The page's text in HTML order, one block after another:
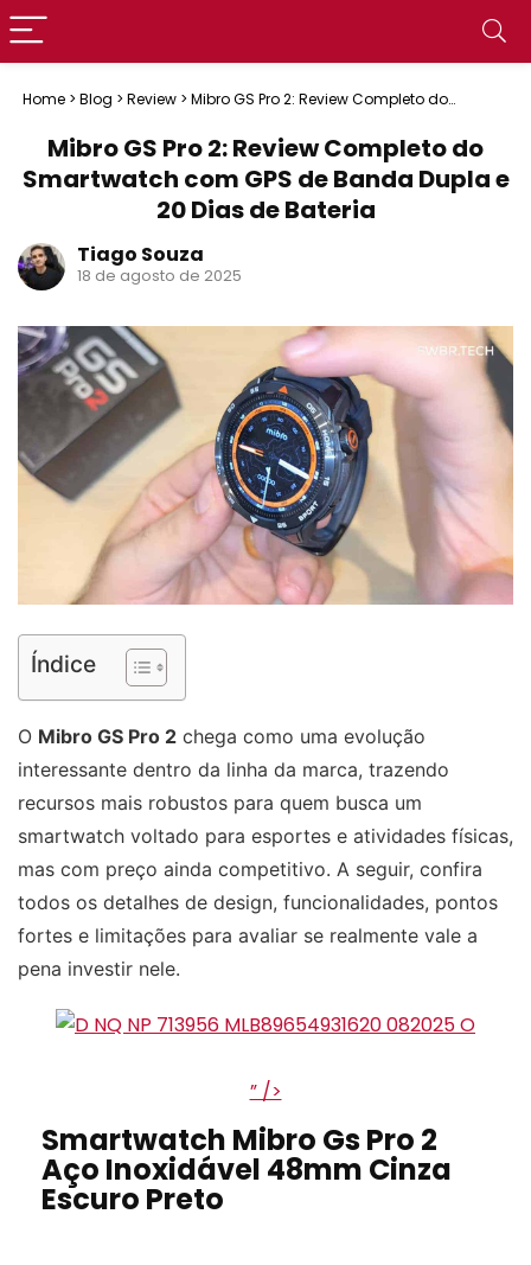
Home > Blog > Review > Mibro GS Pro 2: Review Completo do
Mibro GS Pro 2: Review Completo do
Smartwatch com GPS de Banda Dupla e
20 Dias de Bateria
Tiago Souza
18 de agosto de 2025
Índice
O Mibro GS Pro 2 chega como uma evolução
interessante dentro da linha da marca, trazendo
recursos mais robustos para quem busca um
smartwatch voltado para esportes e atividades físicas,
mas com preço ainda competitivo. A seguir, confira
todos os detalhes de design, funcionalidades, pontos
fortes e limitações para avaliar se realmente vale a
pena investir nele.
” />
Smartwatch Mibro Gs Pro 2
Aço Inoxidável 48mm Cinza
Escuro Preto